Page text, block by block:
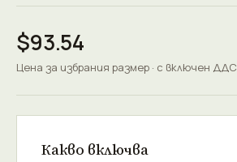
$93.54
Цена за избрания размер · с включен ДДС
Какво включва